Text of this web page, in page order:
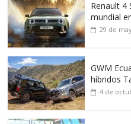
Renault 4
mundial
29 de
GWM
híbridos
4 de